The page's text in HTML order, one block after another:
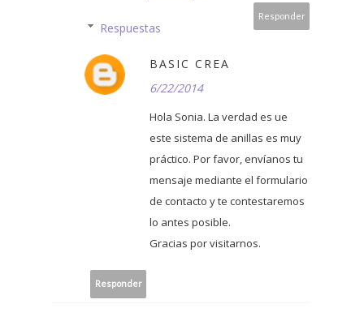
Responder
Respuestas
BASIC CREA
6/22/2014
Hola Sonia. La verdad es ue
este sistema de anillas es muy
práctico. Por favor, envíanos tu
mensaje mediante el formulario
de contacto y te contestaremos
lo antes posible.
Gracias por visitarnos.
Responder